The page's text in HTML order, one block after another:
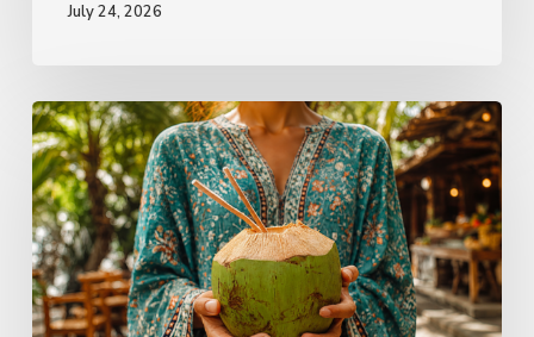
July 24, 2026
Rest
First,
Plan
Lightly:
A
Better